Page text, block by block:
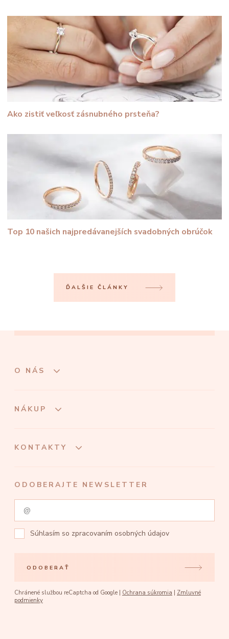
Ako zistiť veľkosť zásnubného prsteňa?
Top 10 našich najpredávanejších svadobných obrúčok
ĎALŠIE ČLÁNKY
O NÁS
NÁKUP
KONTAKTY
ODOBERAJTE NEWSLETTER
Súhlasím so zpracovaním osobných údajov
ODOBERAŤ
Chránené službou reCaptcha od Google | Ochrana súkromia
Zmluvné
podmienky